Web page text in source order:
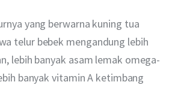
yang berwarna kuning tua
telur bebek mengandung lebih
lebih banyak asam lemak omega-
banyak vitamin A ketimbang